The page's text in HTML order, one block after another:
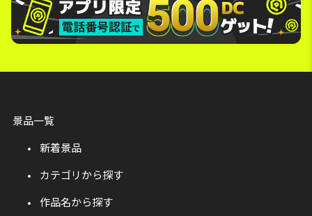
景品一覧
新着景品
カテゴリから探す
作品名から探す